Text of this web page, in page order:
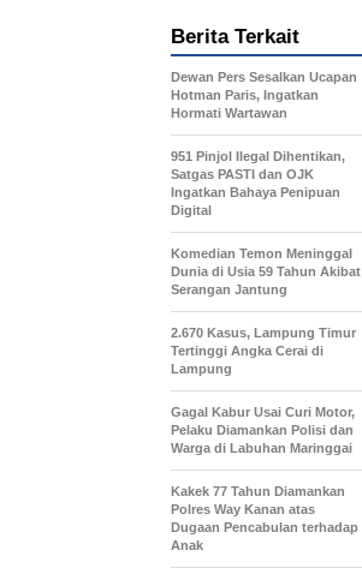
Berita Terkait
Dewan Pers Sesalkan Ucapan
Hotman Paris, Ingatkan
Hormati Wartawan
951 Pinjol Ilegal Dihentikan,
Satgas PASTI dan OJK
Ingatkan Bahaya Penipuan
Digital
Komedian Temon Meninggal
Dunia di Usia 59 Tahun Akibat
Serangan Jantung
2.670 Kasus, Lampung Timur
Tertinggi Angka Cerai di
Lampung
Gagal Kabur Usai Curi Motor,
Pelaku Diamankan Polisi dan
Warga di Labuhan Maringgai
Kakek 77 Tahun Diamankan
Polres Way Kanan atas
Dugaan Pencabulan terhadap
Anak